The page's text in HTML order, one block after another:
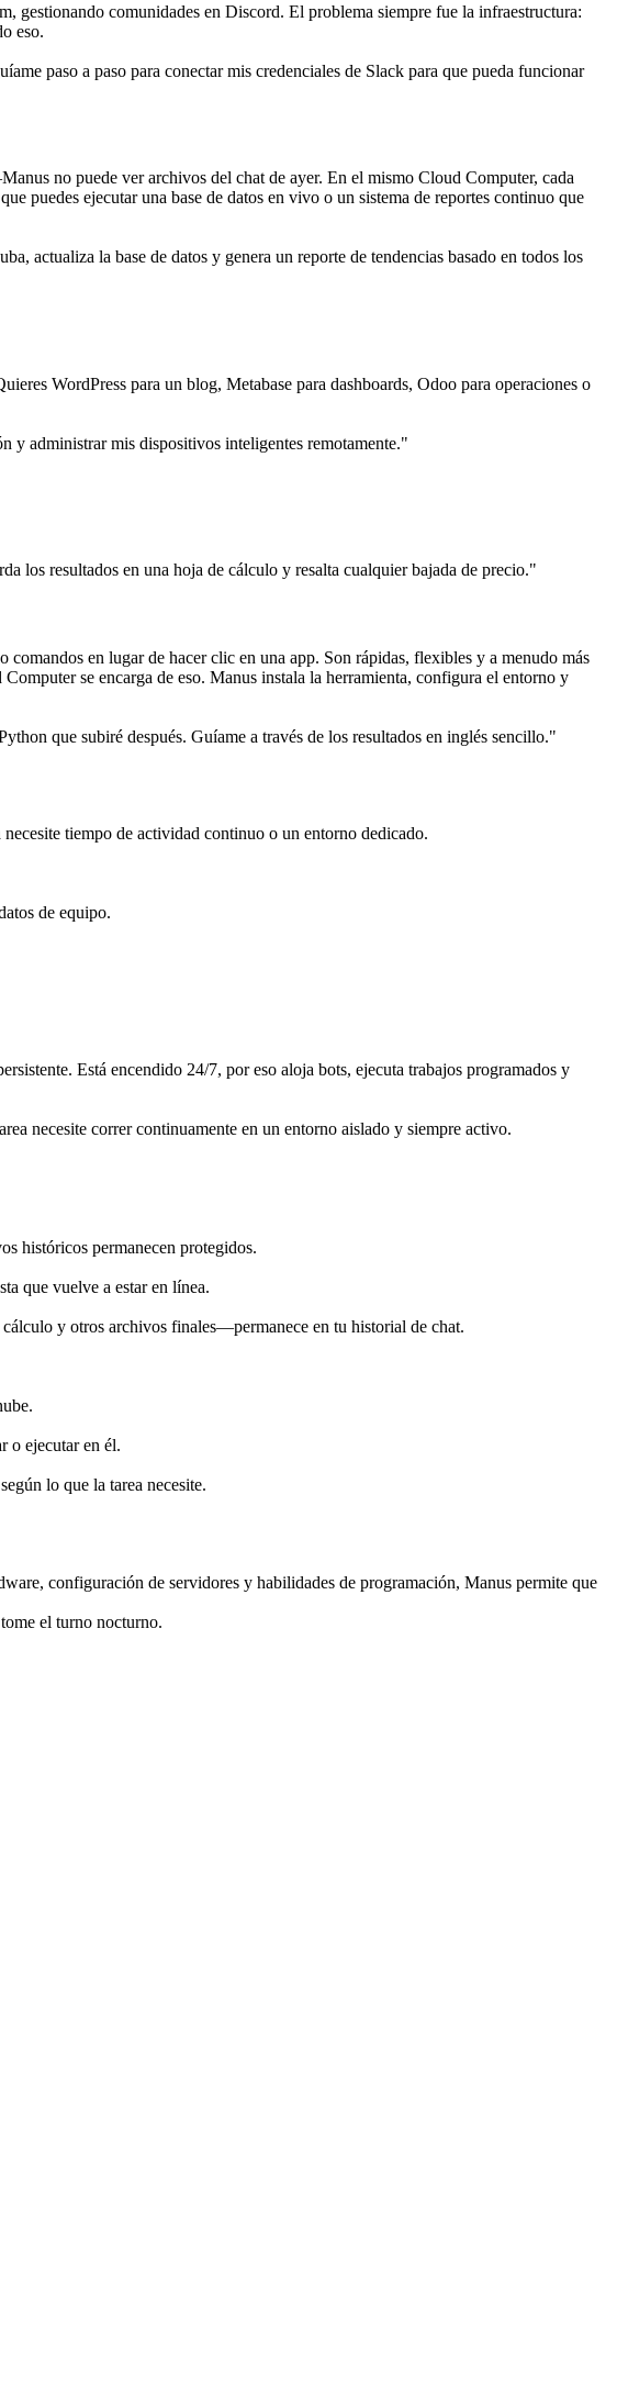
gestionando comunidades en Discord. El problema siempre fue la infraestructura:
eso.
paso a paso para conectar mis credenciales de Slack para que pueda funcionar
no puede ver archivos del chat de ayer. En el mismo Cloud Computer, cada
puedes ejecutar una base de datos en vivo o un sistema de reportes continuo que
actualiza la base de datos y genera un reporte de tendencias basado en todos los
WordPress para un blog, Metabase para dashboards, Odoo para operaciones o
y administrar mis dispositivos inteligentes remotamente."
los resultados en una hoja de cálculo y resalta cualquier bajada de precio."
en lugar de hacer clic en una app. Son rápidas, flexibles y a menudo más
se encarga de eso. Manus instala la herramienta, configura el entorno y
que subiré después. Guíame a través de los resultados en inglés sencillo."
necesite tiempo de actividad continuo o un entorno dedicado.
de equipo.
Está encendido 24/7, por eso aloja bots, ejecuta trabajos programados y
necesite correr continuamente en un entorno aislado y siempre activo.
históricos permanecen protegidos.
que vuelve a estar en línea.
y otros archivos finales—permanece en tu historial de chat.
o ejecutar en él.
lo que la tarea necesite.
configuración de servidores y habilidades de programación, Manus permite que
el turno nocturno.